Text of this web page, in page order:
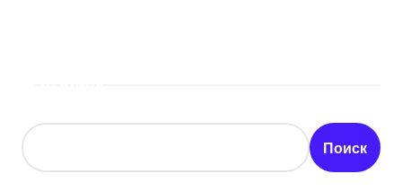
Поиск